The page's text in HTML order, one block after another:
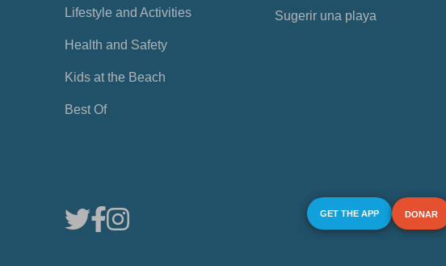
Lifestyle and Activities
Health and Safety
Kids at the Beach
Best Of
Sugerir una playa
GET THE APP DONAR